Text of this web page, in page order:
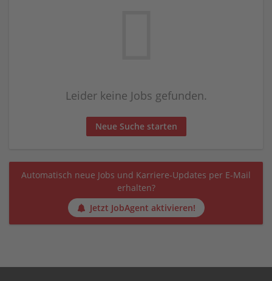
Leider keine Jobs gefunden.
Neue Suche starten
Automatisch neue Jobs und Karriere-Updates per E-Mail
erhalten?
Jetzt JobAgent aktivieren!